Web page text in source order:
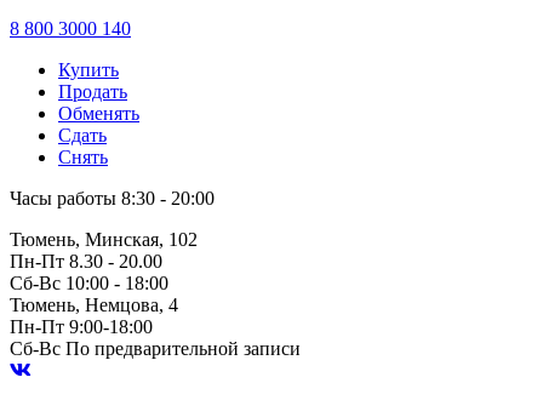
8 800 3000 140
Купить
Продать
Обменять
Сдать
Снять
Часы работы 8:30 - 20:00
Тюмень, Минская, 102
Пн-Пт 8.30 - 20.00
Сб-Вс 10:00 - 18:00
Тюмень, Немцова, 4
Пн-Пт 9:00-18:00
Сб-Вс По предварительной записи